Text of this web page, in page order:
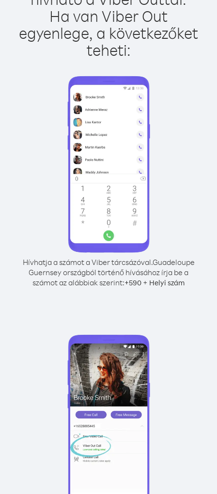
Ha van Viber Out
egyenlege, a következőket
teheti:
Hívhatja a számot a Viber tárcsázóval.Guadeloupe
Guernsey országból történő hívásához írja be a
számot az alábbiak szerint:+590 + Helyi szám